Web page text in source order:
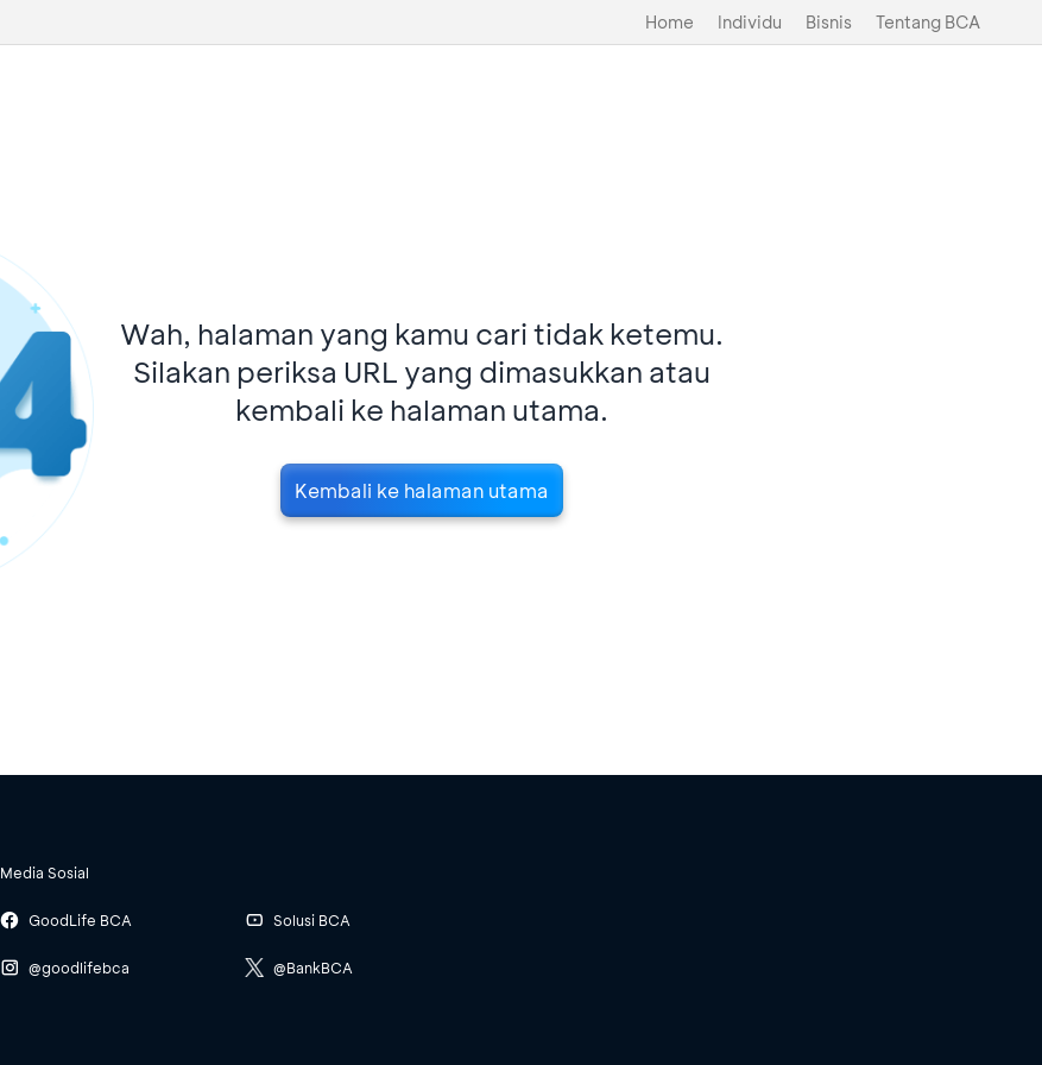
Home Individu Bisnis Tentang BCA
Wah, halaman yang kamu cari tidak ketemu.
Silakan periksa URL yang dimasukkan atau
kembali ke halaman utama.
Kembali ke halaman utama
Media Sosial
GoodLife BCA
@goodlifebca
Solusi BCA
@BankBCA